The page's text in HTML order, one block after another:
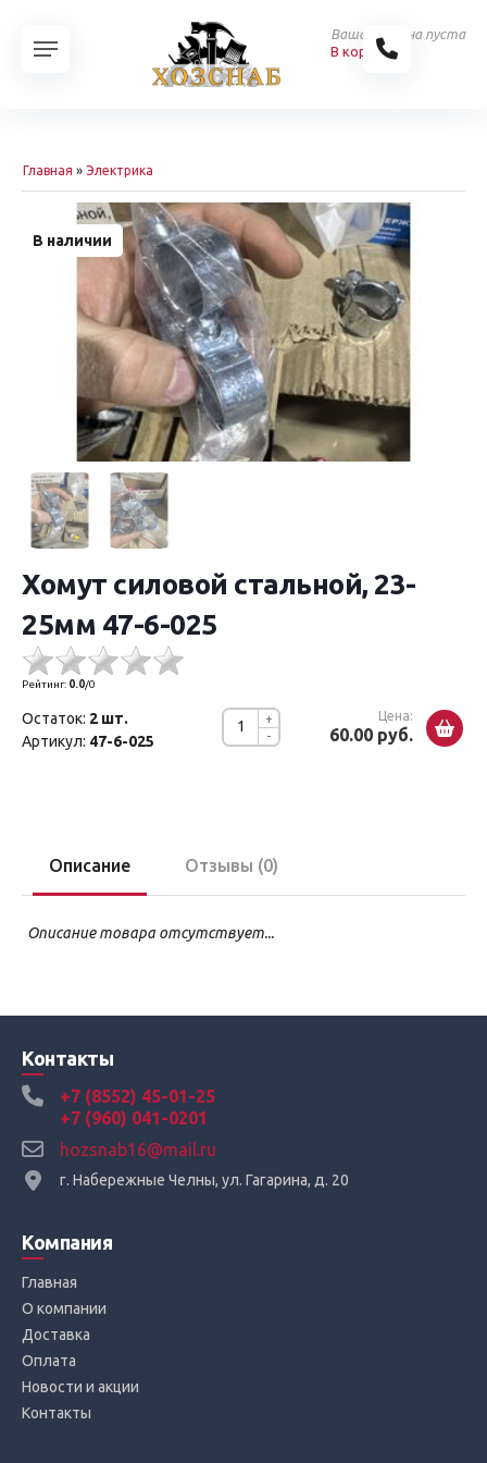
Ваша корзина пуста
В корзину
Главная » Электрика
В наличии
Хомут силовой стальной, 23-
25мм 47-6-025
Рейтинг: 0.0/0
-
+ Цена:
60.00 руб.
Остаток: 2 шт.
Артикул: 47-6-025
Описание Отзывы (0)
Описание товара отсутствует...
Контакты
+7 (8552) 45-01-25
+7 (960) 041-0201
hozsnab16@mail.ru
г. Набережные Челны, ул. Гагарина, д. 20
Компания
Главная
О компании
Доставка
Оплата
Новости и акции
Контакты